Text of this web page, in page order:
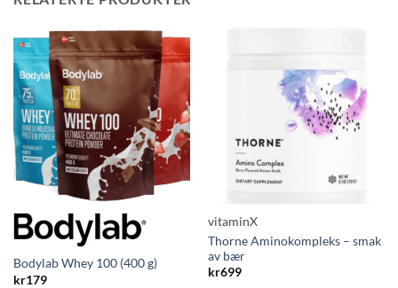
Bodylab Whey 100 (400 g)
kr179
vitaminX
Thorne Aminokompleks – smak
av bær
kr699